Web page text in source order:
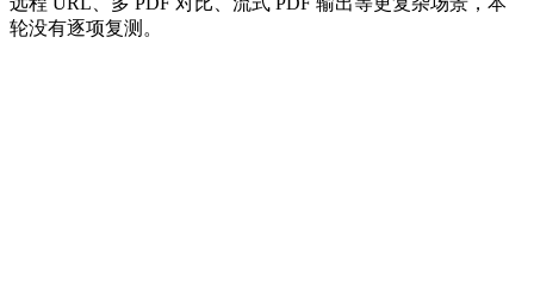
轮没有逐项复测。